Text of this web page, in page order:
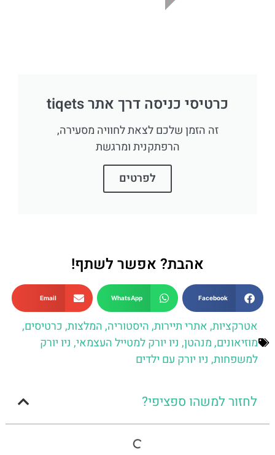
כרטיסי כניסה דרך אתר tiqets
זה הזמן שלכם לצאת לחוויה מסעירה,
הרפתקנית ומרגשת
לפרטים
אהבת? אפשר לשתף!
Facebook
WhatsApp
Email
אטרקציות,אתרי תיירות,היסטוריה,המלצות, כרטיסים,
מוזיאונים,מנהטן, ניו יורק למטייל העצמאי, ניו יורק
למשפחות, ניו יורק עם ילדים
לחזור למשהו ספציפי?